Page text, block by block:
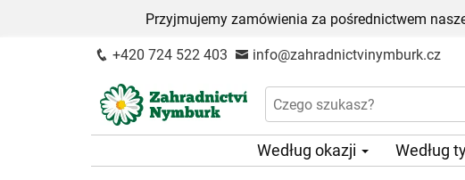
Przyjmujemy zamówienia za pośrednictwem
+420 724 522 403 info@zahradnictvinymburk.cz
Według okazji Według